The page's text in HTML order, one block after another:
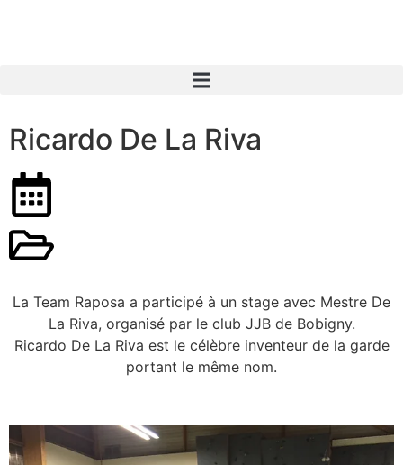
Ricardo De La Riva
La Team Raposa a participé à un stage avec Mestre De
La Riva, organisé par le club JJB de Bobigny.
Ricardo De La Riva est le célèbre inventeur de la garde
portant le même nom.